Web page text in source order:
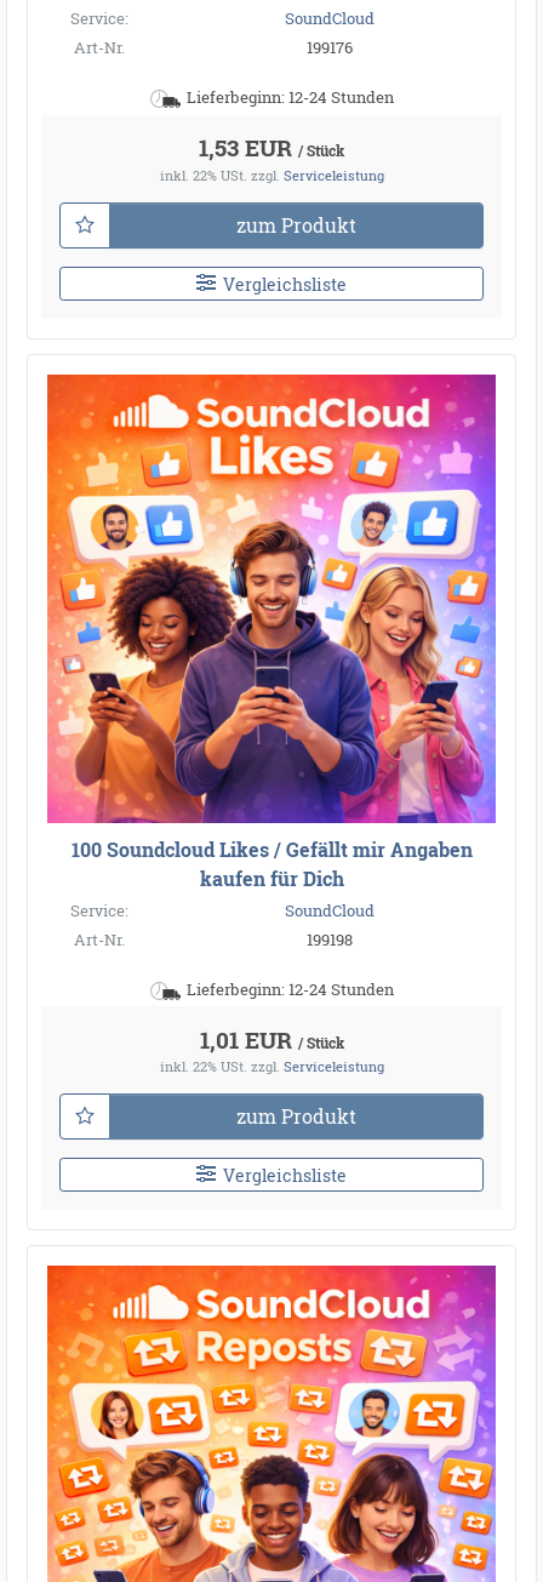
Service:
SoundCloud
Art-Nr.
199176
Lieferbeginn: 12-24 Stunden
1,53 EUR / Stück
inkl. 22% USt. zzgl. Serviceleistung
zum Produkt
Vergleichsliste
100 Soundcloud Likes / Gefällt mir Angaben
kaufen für Dich
Service:
SoundCloud
Art-Nr.
199198
Lieferbeginn: 12-24 Stunden
1,01 EUR / Stück
inkl. 22% USt. zzgl. Serviceleistung
zum Produkt
Vergleichsliste